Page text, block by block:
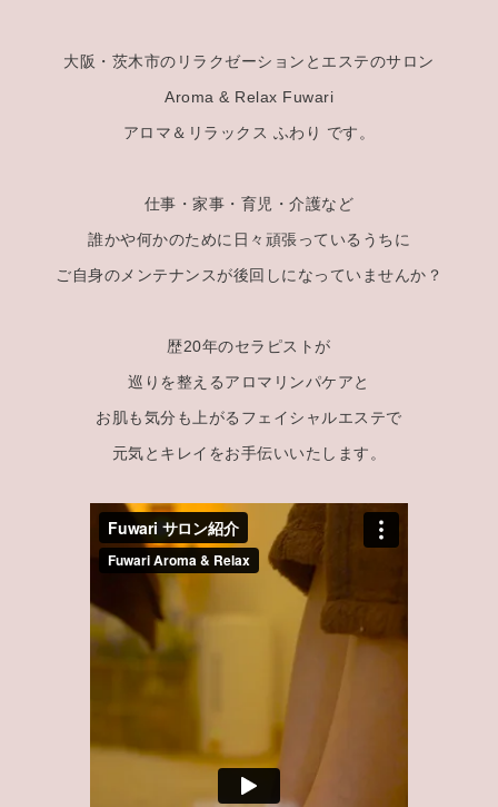
大阪・茨木市のリラクゼーションとエステのサロン
Aroma & Relax Fuwari
アロマ＆リラックス ふわり です。
仕事・家事・育児・介護など
誰かや何かのために日々頑張っているうちに
ご自身のメンテナンスが後回しになっていませんか？
歴20年のセラピストが
巡りを整えるアロマリンパケアと
お肌も気分も上がるフェイシャルエステで
元気とキレイをお手伝いいたします。